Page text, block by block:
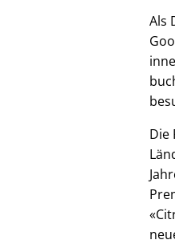
Als
Die